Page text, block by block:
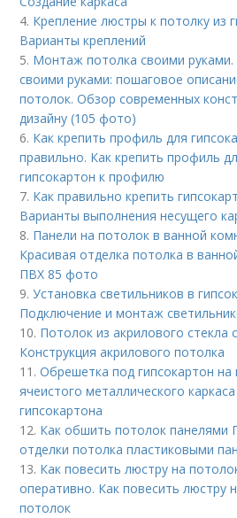
4. Крепление люстры к потолку из
Варианты креплений
5. Монтаж потолка своими
своими руками: пошаговое
потолок. Обзор современных
дизайну (105 фото)
6. Как крепить профиль для
правильно. Как крепить профиль
гипсокартон к профилю
7. Как правильно крепить
Варианты выполнения несущего
8. Панели на потолок в ванной
Красивая отделка потолка в
ПВХ 85 фото
9.Установка светильников в
Подключение и монтаж
10. Потолок из акрилового стекла
Конструкция акрилового потолка
11.Обрешетка под гипсокартон
ячеистого металлического
гипсокартона
12. Как обшить потолок панелями
отделки потолка пластиковыми
13. Как повесить люстру на
оперативно. Как повесить люстру
потолок